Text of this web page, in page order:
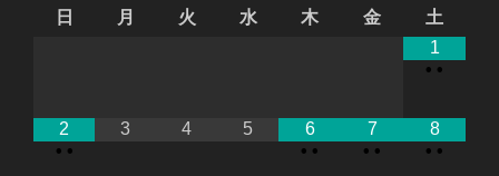
日 月 火 水 木 金
土
1
• •
2
• •
3 4 5
6
• •
7
• •
8
• •